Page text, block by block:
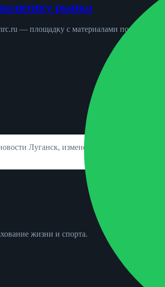
рынка
— площадку с материалами по
Луганск, изменения ОСАГО,
жизни и спорта.